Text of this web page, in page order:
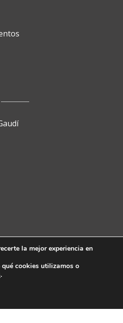
8
la mejor experiencia en
qué cookies utilizamos o
.
EL BANNER DE COOKIES